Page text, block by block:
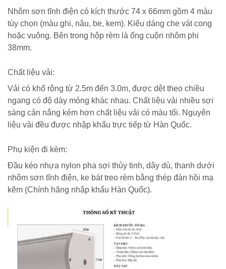
Nhôm sơn tĩnh điện có kích thước 74 x 66mm gồm 4 màu
tùy chọn (màu ghi, nâu, be, kem). Kiểu dáng che vát cong
hoặc vuông. Bên trong hộp rèm là ống cuộn nhôm phi
38mm.
Chất liệu vải:
Vải có khổ rộng từ 2.5m đến 3.0m, được dệt theo chiều
ngang có độ dày mỏng khác nhau. Chất liệu vải nhiều sợi
sáng cản nắng kém hơn chất liệu vải có màu tối. Nguyên
liệu vải đều được nhập khẩu trực tiếp từ Hàn Quốc.
Phụ kiện đi kèm:
Đầu kéo nhựa nylon pha sợi thủy tinh, dây dù, thanh dưới
nhôm sơn tĩnh điện, ke bát treo rèm bằng thép đàn hồi mạ
kẽm (Chính hãng nhập khẩu Hàn Quốc).